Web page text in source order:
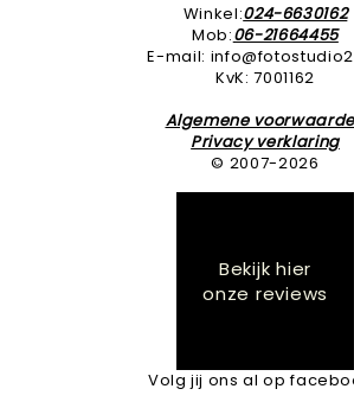
Winkel:024-6630162
Mob:06-21664455
E-mail:
KvK: 7001162
Algemene
Privacy verklaring
© 2007-2026
Bekijk hier
onze reviews
Volg jij ons al op